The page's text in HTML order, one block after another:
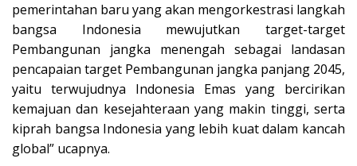
pemerintahan baru yang akan mengorkestrasi langkah
bangsa Indonesia mewujutkan target-target
Pembangunan jangka menengah sebagai landasan
pencapaian target Pembangunan jangka panjang 2045,
yaitu terwujudnya Indonesia Emas yang bercirikan
kemajuan dan kesejahteraan yang makin tinggi, serta
kiprah bangsa Indonesia yang lebih kuat dalam kancah
global” ucapnya.